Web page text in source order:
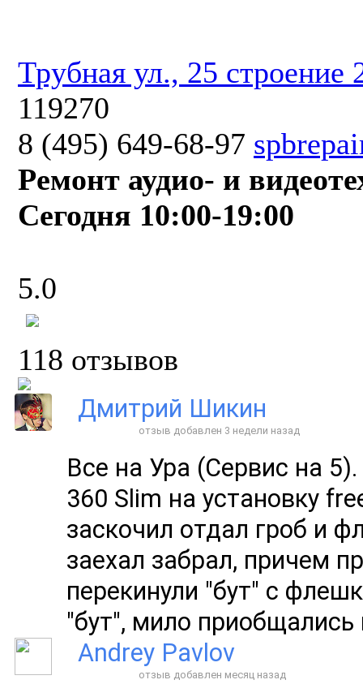
Трубная ул., 25 строение
119270
8 (495) 649-68-97
Ремонт аудио- и
Сегодня 10:00-19:00
5.0
118 отзывов
Дмитрий Шикин
отзыв добавлен 3 недели назад
Все на Ура (Сервис на
360 Slim на установку
заскочил отдал гроб и
заехал забрал, причем
перекинули "бут" с
"бут", мило
Andrey Pavlov
отзыв добавлен месяц назад